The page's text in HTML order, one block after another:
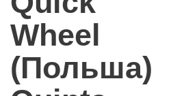
Wheel
(Польша)